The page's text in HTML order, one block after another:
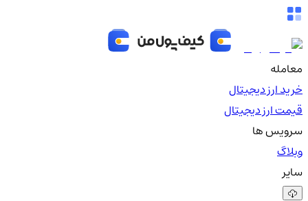
معامله
خرید ارز دیجیتال
قیمت ارز دیجیتال
سرویس ها
وبلاگ
سایر